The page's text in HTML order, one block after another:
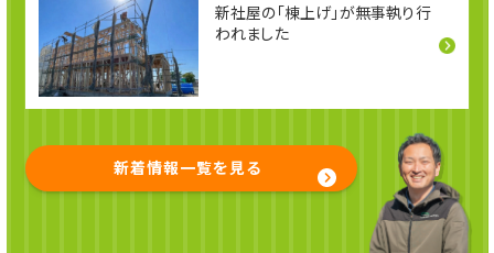
新社屋の「棟上げ」が無事執り行
われました
新着情報一覧を見る